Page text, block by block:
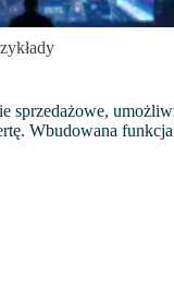
sprzedażowe,
Wbudowana